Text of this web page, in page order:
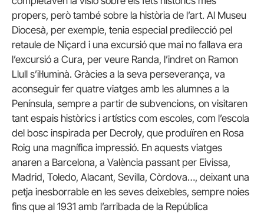
propers, però també sobre la història de l’art. Al Museu
Diocesà, per exemple, tenia especial predilecció pel
retaule de Niçard i una excursió que mai no fallava era
l’excursió a Cura, per veure Randa, l’indret on Ramon
Llull s’il·luminà. Gràcies a la seva perseverança, va
aconseguir fer quatre viatges amb les alumnes a la
Península, sempre a partir de subvencions, on visitaren
tant espais històrics i artístics com escoles, com l’escola
del bosc inspirada per Decroly, que produïren en Rosa
Roig una magnífica impressió. En aquests viatges
anaren a Barcelona, a València passant per Eivissa,
Madrid, Toledo, Alacant, Sevilla, Còrdova…, deixant una
petja inesborrable en les seves deixebles, sempre noies
fins que al 1931 amb l’arribada de la República